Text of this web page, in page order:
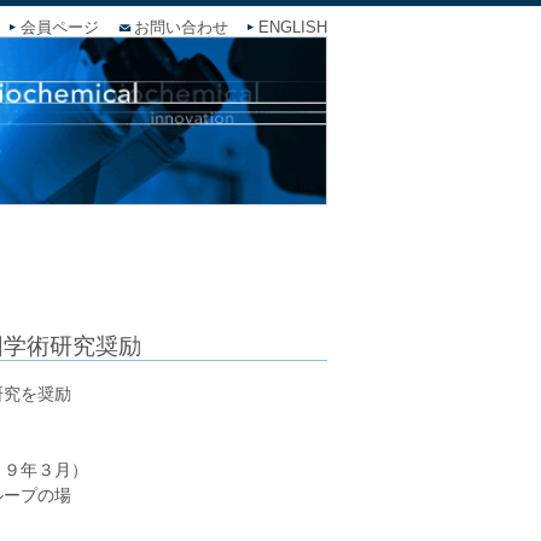
会員ページ お問い合わせ ENGLISH
術研究奨励
を奨励
年３月）
プの場